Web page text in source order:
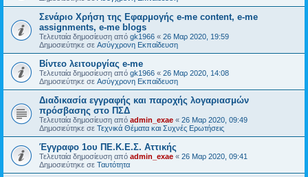
Σενάριο Χρήση της Εφαρμογής e-me content, e-me
assignments, e-me blogs
Τελευταία δημοσίευση από gk1966 « 26 Μαρ 2020, 19:59
Δημοσιεύτηκε σε Ασύγχρονη Εκπαίδευση
Βίντεο λειτουργίας e-me
Τελευταία δημοσίευση από gk1966 « 26 Μαρ 2020, 14:08
Δημοσιεύτηκε σε Ασύγχρονη Εκπαίδευση
Διαδικασία εγγραφής και παροχής λογαριασμών
πρόσβασης στο ΠΣΔ
Τελευταία δημοσίευση από admin_exae « 26 Μαρ 2020, 09:49
Δημοσιεύτηκε σε Τεχνικά Θέματα και Συχνές Ερωτήσεις
Έγγραφο 1ου ΠΕ.Κ.Ε.Σ. Αττικής
Τελευταία δημοσίευση από admin_exae « 26 Μαρ 2020, 09:41
Δημοσιεύτηκε σε Ταυτότητα